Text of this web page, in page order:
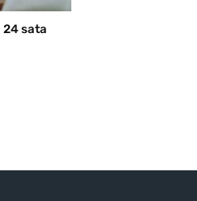
24 sata